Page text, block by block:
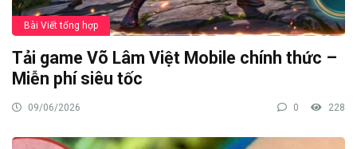
Bài Viết tổng hợp
Tải game Võ Lâm Việt Mobile chính thức –
Miễn phí siêu tốc
09/06/2026 0 228